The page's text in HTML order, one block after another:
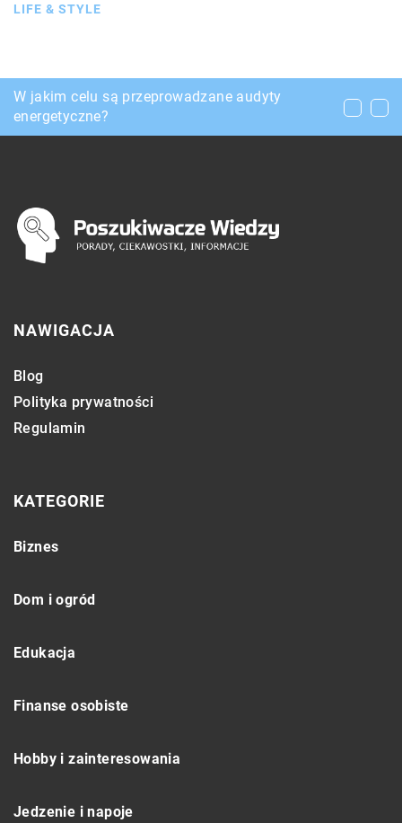
LIFE & STYLE
Kiedy warto zdecydować się na wypożyczenie
samochodu?
W jakim celu są przeprowadzane audyty
energetyczne?
Jak dobrać meble do salonu aby były
ponadczasowe?
NAWIGACJA
Blog
Polityka prywatności
Regulamin
KATEGORIE
Biznes
Dom i ogród
Edukacja
Finanse osobiste
Hobby i zainteresowania
Jedzenie i napoje